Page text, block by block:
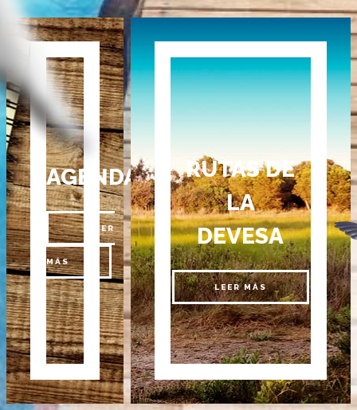
AGENDA
LEER
MÁS
RUTAS DE
LA
DEVESA
LEER MÁS